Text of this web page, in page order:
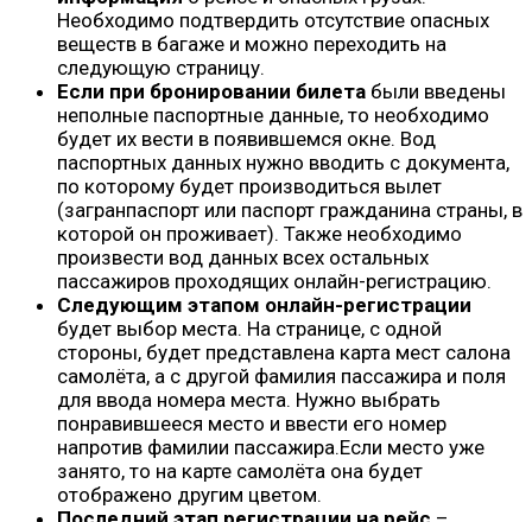
Необходимо подтвердить отсутствие опасных
веществ в багаже и можно переходить на
следующую страницу.
Если при бронировании билета были введены
неполные паспортные данные, то необходимо
будет их вести в появившемся окне. Вод
паспортных данных нужно вводить с документа,
по которому будет производиться вылет
(загранпаспорт или паспорт гражданина страны, в
которой он проживает). Также необходимо
произвести вод данных всех остальных
пассажиров проходящих онлайн-регистрацию.
Следующим этапом онлайн-регистрации
будет выбор места. На странице, с одной
стороны, будет представлена карта мест салона
самолёта, а с другой фамилия пассажира и поля
для ввода номера места. Нужно выбрать
понравившееся место и ввести его номер
напротив фамилии пассажира.Если место уже
занято, то на карте самолёта она будет
отображено другим цветом.